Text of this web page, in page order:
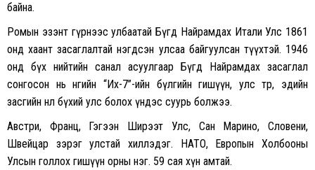
байна.
Ромын эзэнт гүрнээс улбаатай Бүгд Найрамдах Итали Улс 1861
онд хаант засаглалтай нэгдсэн улсаа байгуулсан түүхтэй. 1946
онд бүх нийтийн санал асуулгаар Бүгд Найрамдах засаглал
сонгосон нь өнөөгийн “Их-7”-ийн бүлгийн гишүүн, улс төр, эдийн
засгийн нөлөө бүхий улс болох үндэс суурь болжээ.
Австри, Франц, Гэгээн Ширээт Улс, Сан Марино, Словени,
Швейцар зэрэг улстай хиллэдэг. НАТО, Европын Холбооны
Улсын голлох гишүүн орны нэг. 59 сая хүн амтай.